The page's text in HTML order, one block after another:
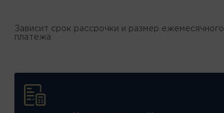
Зависит срок рассрочки и размер ежемесячного
платежа